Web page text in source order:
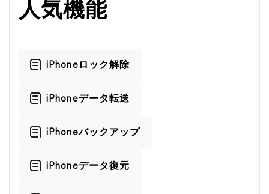
人気機能
iPhoneロック解除
iPhoneデータ転送
iPhoneバックアップ
iPhoneデータ復元